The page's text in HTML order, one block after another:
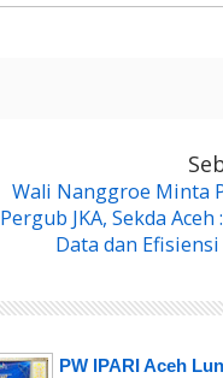
Wali Nanggroe Minta
Pergub JKA, Sekda Aceh
Data dan
PW IPARI Aceh